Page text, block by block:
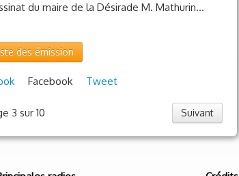
du maire de la Désirade M. Mathurin...
des émission
Facebook Tweet
3 sur 10 Suivant